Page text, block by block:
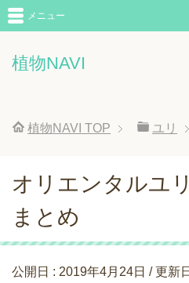
植物NAVI
メニュー
植物NAVI TOP ユリ
オリエンタルユ
まとめ
公開日 : 2019年4月24日 / 更新